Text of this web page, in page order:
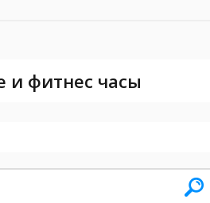
и фитнес часы